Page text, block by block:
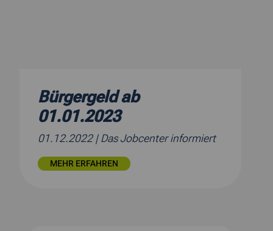
Bürgergeld ab
01.01.2023
01.12.2022 | Das Jobcenter informiert
MEHR ERFAHREN